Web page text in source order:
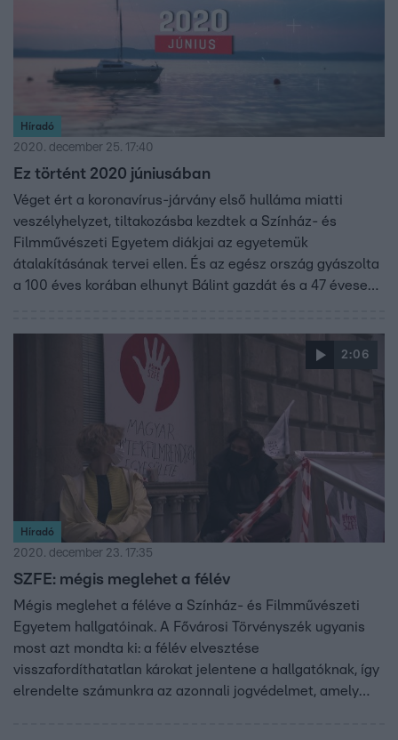
Híradó
2020. december 25. 17:40
Ez történt 2020 júniusában
Véget ért a koronavírus-járvány első hulláma miatti
veszélyhelyzet, tiltakozásba kezdtek a Színház- és
Filmművészeti Egyetem diákjai az egyetemük
átalakításának tervei ellen. És az egész ország gyászolta
a 100 éves korában elhunyt Bálint gazdát és a 47 évesen
2:06
Híradó
2020. december 23. 17:35
SZFE: mégis meglehet a félév
Mégis meglehet a féléve a Színház- és Filmművészeti
Egyetem hallgatóinak. A Fővárosi Törvényszék ugyanis
most azt mondta ki: a félév elvesztése
visszafordíthatatlan károkat jelentene a hallgatóknak, így
elrendelte számunkra az azonnali jogvédelmet, amely